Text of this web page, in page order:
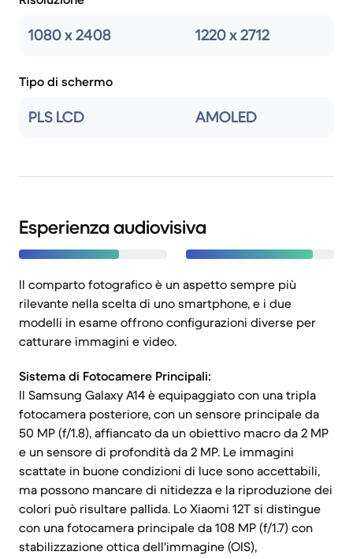
1080 x 2408 1220 x 2712
Tipo di schermo
PLS LCD AMOLED
Esperienza audiovisiva
Il comparto fotografico è un aspetto sempre più
rilevante nella scelta di uno smartphone, e i due
modelli in esame offrono configurazioni diverse per
catturare immagini e video.
Sistema di Fotocamere Principali:
Il Samsung Galaxy A14 è equipaggiato con una tripla
fotocamera posteriore, con un sensore principale da
50 MP (f/1.8), affiancato da un obiettivo macro da 2 MP
e un sensore di profondità da 2 MP. Le immagini
scattate in buone condizioni di luce sono accettabili,
ma possono mancare di nitidezza e la riproduzione dei
colori può risultare pallida. Lo Xiaomi 12T si distingue
con una fotocamera principale da 108 MP (f/1.7) con
stabilizzazione ottica dell'immagine (OIS),